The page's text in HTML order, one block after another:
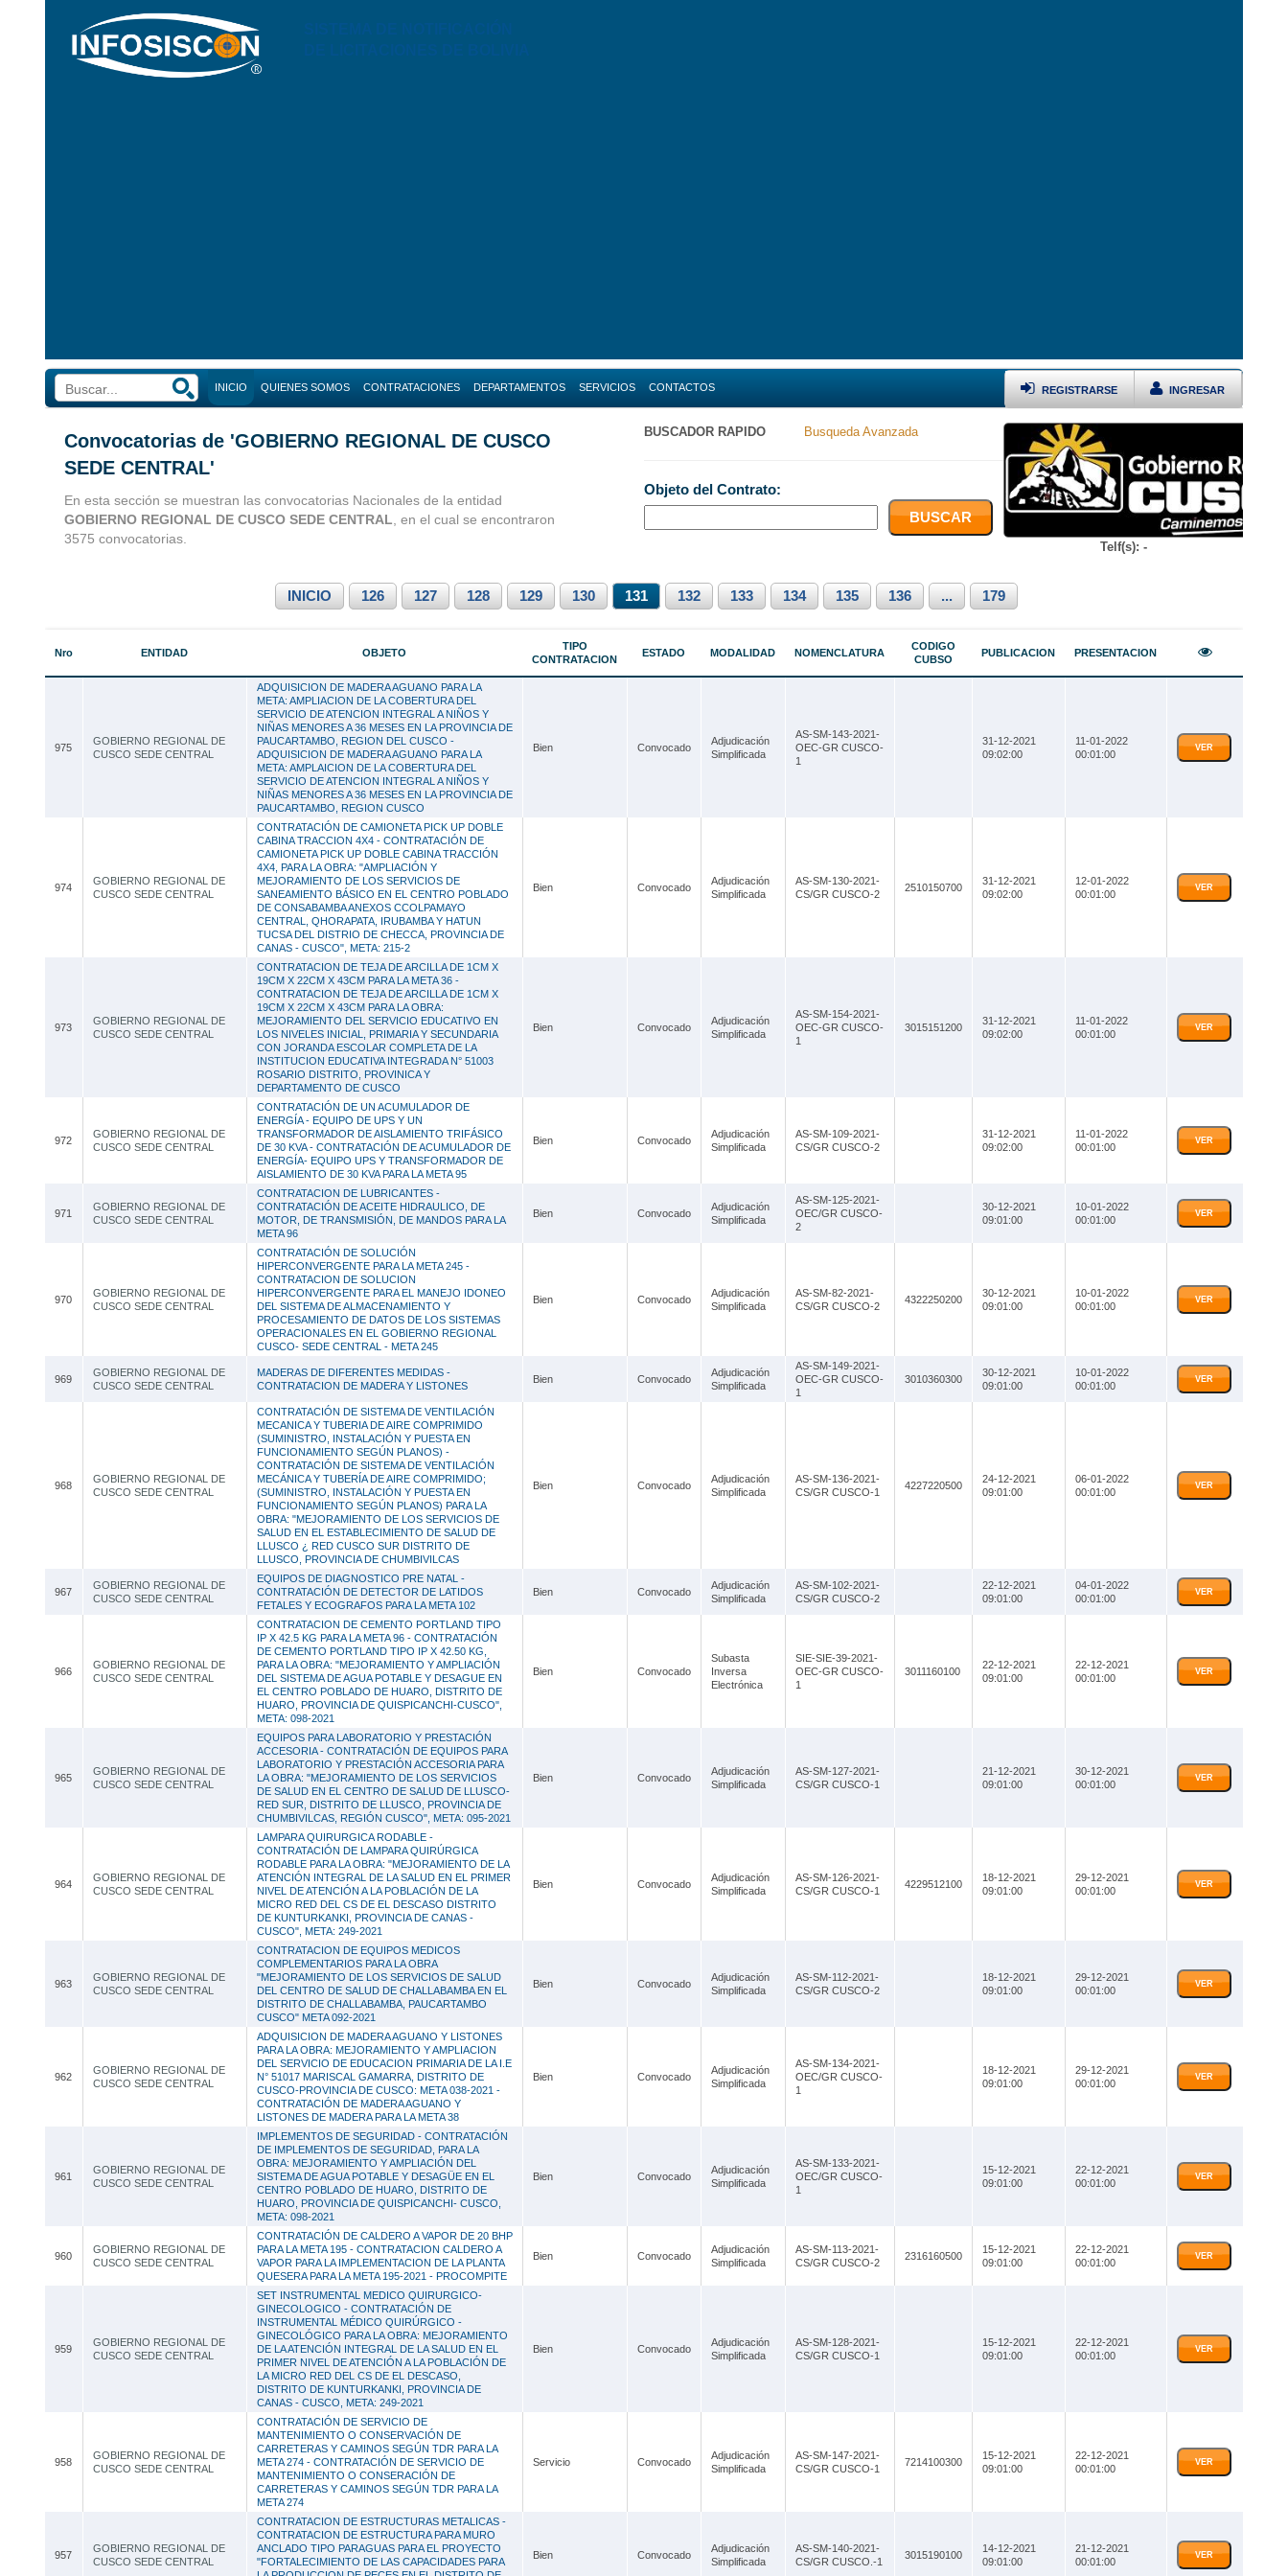
INICIO QUIENES SOMOS CONTRATACIONES
Consultorias Perú
DEPARTAMENTOS
Apurímac
Arequipa
Cajamarca
Huancavelica
Huánuco
Junín
La Libertad
Lima
Loreto
Madre de Dios
Moquegua
Pasco
Puno
San Martín
Tacna
SERVICIOS CONTACTOS INGRESAR
REGISTRARSE
Convocatorias de 'GOBIERNO REGIONAL DE CUSCO
SEDE CENTRAL'
En esta sección se muestran las convocatorias Nacionales de la entidad
GOBIERNO REGIONAL DE CUSCO SEDE CENTRAL , en el cual se encontraron
3575 convocatorias.
BUSCADOR RAPIDO Busqueda Avanzada
Objeto del Contrato:
Telf(s): -
INICIO 126 127 128 129 130 131 132 133 134 135 136 ... 179
Nro ENTIDAD OBJETO
TIPO
CONTRATACION
ESTADO MODALIDAD NOMENCLATURA
CODIGO
CUBSO
PUBLICACION PRESENTACION
975
GOBIERNO REGIONAL DE
CUSCO SEDE CENTRAL
ADQUISICION DE MADERA AGUANO PARA LA
META: AMPLIACION DE LA COBERTURA DEL
SERVICIO DE ATENCION INTEGRAL A NIÑOS Y
NIÑAS MENORES A 36 MESES EN LA PROVINCIA DE
PAUCARTAMBO, REGION DEL CUSCO -
ADQUISICION DE MADERA AGUANO PARA LA
META: AMPLAICION DE LA COBERTURA DEL
SERVICIO DE ATENCION INTEGRAL A NIÑOS Y
NIÑAS MENORES A 36 MESES EN LA PROVINCIA DE
PAUCARTAMBO, REGION CUSCO
Bien Convocado
Adjudicación
Simplificada
AS-SM-143-2021-
OEC-GR CUSCO-
1
31-12-2021
09:02:00
11-01-2022
00:01:00
VER
974
GOBIERNO REGIONAL DE
CUSCO SEDE CENTRAL
CONTRATACIÓN DE CAMIONETA PICK UP DOBLE
CABINA TRACCION 4X4 - CONTRATACIÓN DE
CAMIONETA PICK UP DOBLE CABINA TRACCIÓN
4X4, PARA LA OBRA: "AMPLIACIÓN Y
MEJORAMIENTO DE LOS SERVICIOS DE
SANEAMIENTO BÁSICO EN EL CENTRO POBLADO
DE CONSABAMBA ANEXOS CCOLPAMAYO
CENTRAL, QHORAPATA, IRUBAMBA Y HATUN
TUCSA DEL DISTRIO DE CHECCA, PROVINCIA DE
CANAS - CUSCO", META: 215-2
Bien Convocado
Adjudicación
Simplificada
AS-SM-130-2021-
CS/GR CUSCO-2
2510150700
31-12-2021
09:02:00
12-01-2022
00:01:00
VER
973
GOBIERNO REGIONAL DE
CUSCO SEDE CENTRAL
CONTRATACION DE TEJA DE ARCILLA DE 1CM X
19CM X 22CM X 43CM PARA LA META 36 -
CONTRATACION DE TEJA DE ARCILLA DE 1CM X
19CM X 22CM X 43CM PARA LA OBRA:
MEJORAMIENTO DEL SERVICIO EDUCATIVO EN
LOS NIVELES INICIAL, PRIMARIA Y SECUNDARIA
CON JORANDA ESCOLAR COMPLETA DE LA
INSTITUCION EDUCATIVA INTEGRADA N° 51003
ROSARIO DISTRITO, PROVINICA Y
DEPARTAMENTO DE CUSCO
Bien Convocado
Adjudicación
Simplificada
AS-SM-154-2021-
OEC-GR CUSCO-
1
3015151200
31-12-2021
09:02:00
11-01-2022
00:01:00
VER
972
GOBIERNO REGIONAL DE
CUSCO SEDE CENTRAL
CONTRATACIÓN DE UN ACUMULADOR DE
ENERGÍA - EQUIPO DE UPS Y UN
TRANSFORMADOR DE AISLAMIENTO TRIFÁSICO
DE 30 KVA - CONTRATACIÓN DE ACUMULADOR DE
ENERGÍA- EQUIPO UPS Y TRANSFORMADOR DE
AISLAMIENTO DE 30 KVA PARA LA META 95
Bien Convocado
Adjudicación
Simplificada
AS-SM-109-2021-
CS/GR CUSCO-2
31-12-2021
09:02:00
11-01-2022
00:01:00
VER
971
GOBIERNO REGIONAL DE
CUSCO SEDE CENTRAL
CONTRATACION DE LUBRICANTES -
CONTRATACIÓN DE ACEITE HIDRAULICO, DE
MOTOR, DE TRANSMISIÓN, DE MANDOS PARA LA
META 96
Bien Convocado
Adjudicación
Simplificada
AS-SM-125-2021-
OEC/GR CUSCO-
2
30-12-2021
09:01:00
10-01-2022
00:01:00
VER
970
GOBIERNO REGIONAL DE
CUSCO SEDE CENTRAL
CONTRATACIÓN DE SOLUCIÓN
HIPERCONVERGENTE PARA LA META 245 -
CONTRATACION DE SOLUCION
HIPERCONVERGENTE PARA EL MANEJO IDONEO
DEL SISTEMA DE ALMACENAMIENTO Y
PROCESAMIENTO DE DATOS DE LOS SISTEMAS
OPERACIONALES EN EL GOBIERNO REGIONAL
CUSCO- SEDE CENTRAL - META 245
Bien Convocado
Adjudicación
Simplificada
AS-SM-82-2021-
CS/GR CUSCO-2
4322250200
30-12-2021
09:01:00
10-01-2022
00:01:00
VER
969
GOBIERNO REGIONAL DE
CUSCO SEDE CENTRAL
MADERAS DE DIFERENTES MEDIDAS -
CONTRATACION DE MADERA Y LISTONES
Bien Convocado
Adjudicación
Simplificada
AS-SM-149-2021-
OEC-GR CUSCO-
1
3010360300
30-12-2021
09:01:00
10-01-2022
00:01:00
VER
968
GOBIERNO REGIONAL DE
CUSCO SEDE CENTRAL
CONTRATACIÓN DE SISTEMA DE VENTILACIÓN
MECANICA Y TUBERIA DE AIRE COMPRIMIDO
(SUMINISTRO, INSTALACIÓN Y PUESTA EN
FUNCIONAMIENTO SEGÚN PLANOS) -
CONTRATACIÓN DE SISTEMA DE VENTILACIÓN
MECÁNICA Y TUBERÍA DE AIRE COMPRIMIDO;
(SUMINISTRO, INSTALACIÓN Y PUESTA EN
FUNCIONAMIENTO SEGÚN PLANOS) PARA LA
OBRA: "MEJORAMIENTO DE LOS SERVICIOS DE
SALUD EN EL ESTABLECIMIENTO DE SALUD DE
LLUSCO ¿ RED CUSCO SUR DISTRITO DE
LLUSCO, PROVINCIA DE CHUMBIVILCAS
Bien Convocado
Adjudicación
Simplificada
AS-SM-136-2021-
CS/GR CUSCO-1
4227220500
24-12-2021
09:01:00
06-01-2022
00:01:00
VER
967
GOBIERNO REGIONAL DE
CUSCO SEDE CENTRAL
EQUIPOS DE DIAGNOSTICO PRE NATAL -
CONTRATACIÓN DE DETECTOR DE LATIDOS
FETALES Y ECOGRAFOS PARA LA META 102
Bien Convocado
Adjudicación
Simplificada
AS-SM-102-2021-
CS/GR CUSCO-2
22-12-2021
09:01:00
04-01-2022
00:01:00
VER
966
GOBIERNO REGIONAL DE
CUSCO SEDE CENTRAL
CONTRATACION DE CEMENTO PORTLAND TIPO
IP X 42.5 KG PARA LA META 96 - CONTRATACIÓN
DE CEMENTO PORTLAND TIPO IP X 42.50 KG,
PARA LA OBRA: "MEJORAMIENTO Y AMPLIACIÓN
DEL SISTEMA DE AGUA POTABLE Y DESAGUE EN
EL CENTRO POBLADO DE HUARO, DISTRITO DE
HUARO, PROVINCIA DE QUISPICANCHI-CUSCO",
META: 098-2021
Bien Convocado
Subasta
Inversa
Electrónica
SIE-SIE-39-2021-
OEC-GR CUSCO-
1
3011160100
22-12-2021
09:01:00
22-12-2021
00:01:00
VER
965
GOBIERNO REGIONAL DE
CUSCO SEDE CENTRAL
EQUIPOS PARA LABORATORIO Y PRESTACIÓN
ACCESORIA - CONTRATACIÓN DE EQUIPOS PARA
LABORATORIO Y PRESTACIÓN ACCESORIA PARA
LA OBRA: "MEJORAMIENTO DE LOS SERVICIOS
DE SALUD EN EL CENTRO DE SALUD DE LLUSCO-
RED SUR, DISTRITO DE LLUSCO, PROVINCIA DE
CHUMBIVILCAS, REGIÓN CUSCO", META: 095-2021
Bien Convocado
Adjudicación
Simplificada
AS-SM-127-2021-
CS/GR CUSCO-1
21-12-2021
09:01:00
30-12-2021
00:01:00
VER
964
GOBIERNO REGIONAL DE
CUSCO SEDE CENTRAL
LAMPARA QUIRURGICA RODABLE -
CONTRATACIÓN DE LAMPARA QUIRÚRGICA
RODABLE PARA LA OBRA: "MEJORAMIENTO DE LA
ATENCIÓN INTEGRAL DE LA SALUD EN EL PRIMER
NIVEL DE ATENCIÓN A LA POBLACIÓN DE LA
MICRO RED DEL CS DE EL DESCASO DISTRITO
DE KUNTURKANKI, PROVINCIA DE CANAS -
CUSCO", META: 249-2021
Bien Convocado
Adjudicación
Simplificada
AS-SM-126-2021-
CS/GR CUSCO-1
4229512100
18-12-2021
09:01:00
29-12-2021
00:01:00
VER
963
GOBIERNO REGIONAL DE
CUSCO SEDE CENTRAL
CONTRATACION DE EQUIPOS MEDICOS
COMPLEMENTARIOS PARA LA OBRA
"MEJORAMIENTO DE LOS SERVICIOS DE SALUD
DEL CENTRO DE SALUD DE CHALLABAMBA EN EL
DISTRITO DE CHALLABAMBA, PAUCARTAMBO
CUSCO" META 092-2021
Bien Convocado
Adjudicación
Simplificada
AS-SM-112-2021-
CS/GR CUSCO-2
18-12-2021
09:01:00
29-12-2021
00:01:00
VER
962
GOBIERNO REGIONAL DE
CUSCO SEDE CENTRAL
ADQUISICION DE MADERA AGUANO Y LISTONES
PARA LA OBRA: MEJORAMIENTO Y AMPLIACION
DEL SERVICIO DE EDUCACION PRIMARIA DE LA I.E
N° 51017 MARISCAL GAMARRA, DISTRITO DE
CUSCO-PROVINCIA DE CUSCO: META 038-2021 -
CONTRATACIÓN DE MADERA AGUANO Y
LISTONES DE MADERA PARA LA META 38
Bien Convocado
Adjudicación
Simplificada
AS-SM-134-2021-
OEC/GR CUSCO-
1
18-12-2021
09:01:00
29-12-2021
00:01:00
VER
961
GOBIERNO REGIONAL DE
CUSCO SEDE CENTRAL
IMPLEMENTOS DE SEGURIDAD - CONTRATACIÓN
DE IMPLEMENTOS DE SEGURIDAD, PARA LA
OBRA: MEJORAMIENTO Y AMPLIACIÓN DEL
SISTEMA DE AGUA POTABLE Y DESAGÜE EN EL
CENTRO POBLADO DE HUARO, DISTRITO DE
HUARO, PROVINCIA DE QUISPICANCHI- CUSCO,
META: 098-2021
Bien Convocado
Adjudicación
Simplificada
AS-SM-133-2021-
OEC/GR CUSCO-
1
15-12-2021
09:01:00
22-12-2021
00:01:00
VER
960
GOBIERNO REGIONAL DE
CUSCO SEDE CENTRAL
CONTRATACIÓN DE CALDERO A VAPOR DE 20 BHP
PARA LA META 195 - CONTRATACION CALDERO A
VAPOR PARA LA IMPLEMENTACION DE LA PLANTA
QUESERA PARA LA META 195-2021 - PROCOMPITE
Bien Convocado
Adjudicación
Simplificada
AS-SM-113-2021-
CS/GR CUSCO-2
2316160500
15-12-2021
09:01:00
22-12-2021
00:01:00
VER
959
GOBIERNO REGIONAL DE
CUSCO SEDE CENTRAL
SET INSTRUMENTAL MEDICO QUIRURGICO-
GINECOLOGICO - CONTRATACIÓN DE
INSTRUMENTAL MÉDICO QUIRÚRGICO -
GINECOLÓGICO PARA LA OBRA: MEJORAMIENTO
DE LA ATENCIÓN INTEGRAL DE LA SALUD EN EL
PRIMER NIVEL DE ATENCIÓN A LA POBLACIÓN DE
LA MICRO RED DEL CS DE EL DESCASO,
DISTRITO DE KUNTURKANKI, PROVINCIA DE
CANAS - CUSCO, META: 249-2021
Bien Convocado
Adjudicación
Simplificada
AS-SM-128-2021-
CS/GR CUSCO-1
15-12-2021
09:01:00
22-12-2021
00:01:00
VER
958
GOBIERNO REGIONAL DE
CUSCO SEDE CENTRAL
CONTRATACIÓN DE SERVICIO DE
MANTENIMIENTO O CONSERVACIÓN DE
CARRETERAS Y CAMINOS SEGÚN TDR PARA LA
META 274 - CONTRATACIÓN DE SERVICIO DE
MANTENIMIENTO O CONSERACIÓN DE
CARRETERAS Y CAMINOS SEGÚN TDR PARA LA
META 274
Servicio Convocado
Adjudicación
Simplificada
AS-SM-147-2021-
CS/GR CUSCO-1
7214100300
15-12-2021
09:01:00
22-12-2021
00:01:00
VER
957
GOBIERNO REGIONAL DE
CUSCO SEDE CENTRAL
CONTRATACION DE ESTRUCTURAS METALICAS -
CONTRATACION DE ESTRUCTURA PARA MURO
ANCLADO TIPO PARAGUAS PARA EL PROYECTO
"FORTALECIMIENTO DE LAS CAPACIDADES PARA
Bien Convocado
Adjudicación
Simplificada
AS-SM-140-2021-
CS/GR CUSCO.-1
3015190100
14-12-2021
09:01:00
21-12-2021
00:01:00
VER